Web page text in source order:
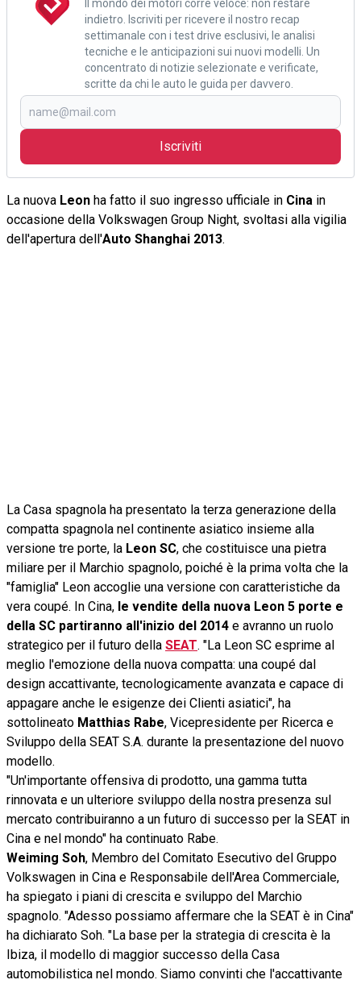
Il mondo dei motori corre veloce: non restare
indietro. Iscriviti per ricevere il nostro recap
settimanale con i test drive esclusivi, le analisi
tecniche e le anticipazioni sui nuovi modelli. Un
concentrato di notizie selezionate e verificate,
scritte da chi le auto le guida per davvero.
Iscriviti
La nuova Leon ha fatto il suo ingresso ufficiale in Cina in
occasione della Volkswagen Group Night, svoltasi alla vigilia
dell'apertura dell'Auto Shanghai 2013.
La Casa spagnola ha presentato la terza generazione della
compatta spagnola nel continente asiatico insieme alla
versione tre porte, la Leon SC, che costituisce una pietra
miliare per il Marchio spagnolo, poiché è la prima volta che la
"famiglia" Leon accoglie una versione con caratteristiche da
vera coupé. In Cina, le vendite della nuova Leon 5 porte e
della SC partiranno all'inizio del 2014 e avranno un ruolo
strategico per il futuro della SEAT. "La Leon SC esprime al
meglio l'emozione della nuova compatta: una coupé dal
design accattivante, tecnologicamente avanzata e capace di
appagare anche le esigenze dei Clienti asiatici", ha
sottolineato Matthias Rabe, Vicepresidente per Ricerca e
Sviluppo della SEAT S.A. durante la presentazione del nuovo
modello.
"Un'importante offensiva di prodotto, una gamma tutta
rinnovata e un ulteriore sviluppo della nostra presenza sul
mercato contribuiranno a un futuro di successo per la SEAT in
Cina e nel mondo" ha continuato Rabe.
Weiming Soh, Membro del Comitato Esecutivo del Gruppo
Volkswagen in Cina e Responsabile dell'Area Commerciale,
ha spiegato i piani di crescita e sviluppo del Marchio
spagnolo. "Adesso possiamo affermare che la SEAT è in Cina"
ha dichiarato Soh. "La base per la strategia di crescita è la
Ibiza, il modello di maggior successo della Casa
automobilistica nel mondo. Siamo convinti che l'accattivante